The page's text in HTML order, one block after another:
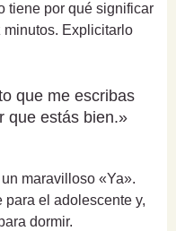
tiene por qué significar
minutos. Explicitarlo
que me escribas
que estás bien.»
maravilloso «Ya».
para el adolescente y,
dormir.